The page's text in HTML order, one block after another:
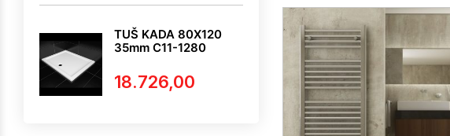
TUŠ KADA 80X120
35mm C11-1280
18.726,00